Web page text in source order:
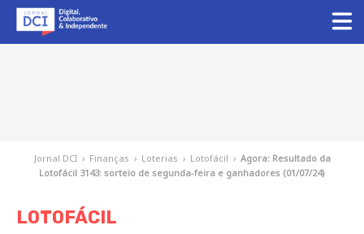
Jornal DCI › Finanças › Loterias › Lotofácil › Agora: Resultado da
Lotofácil 3143: sorteio de segunda-feira e ganhadores (01/07/24)
LOTOFÁCIL